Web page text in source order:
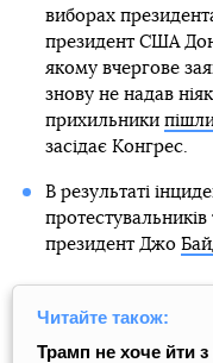
виборах
президент США
якому вчергове
знову не надав
прихильники
засідає Конгрес.
В результаті
протестувальників
президент Джо
Читайте також:
Трамп не хоче йти